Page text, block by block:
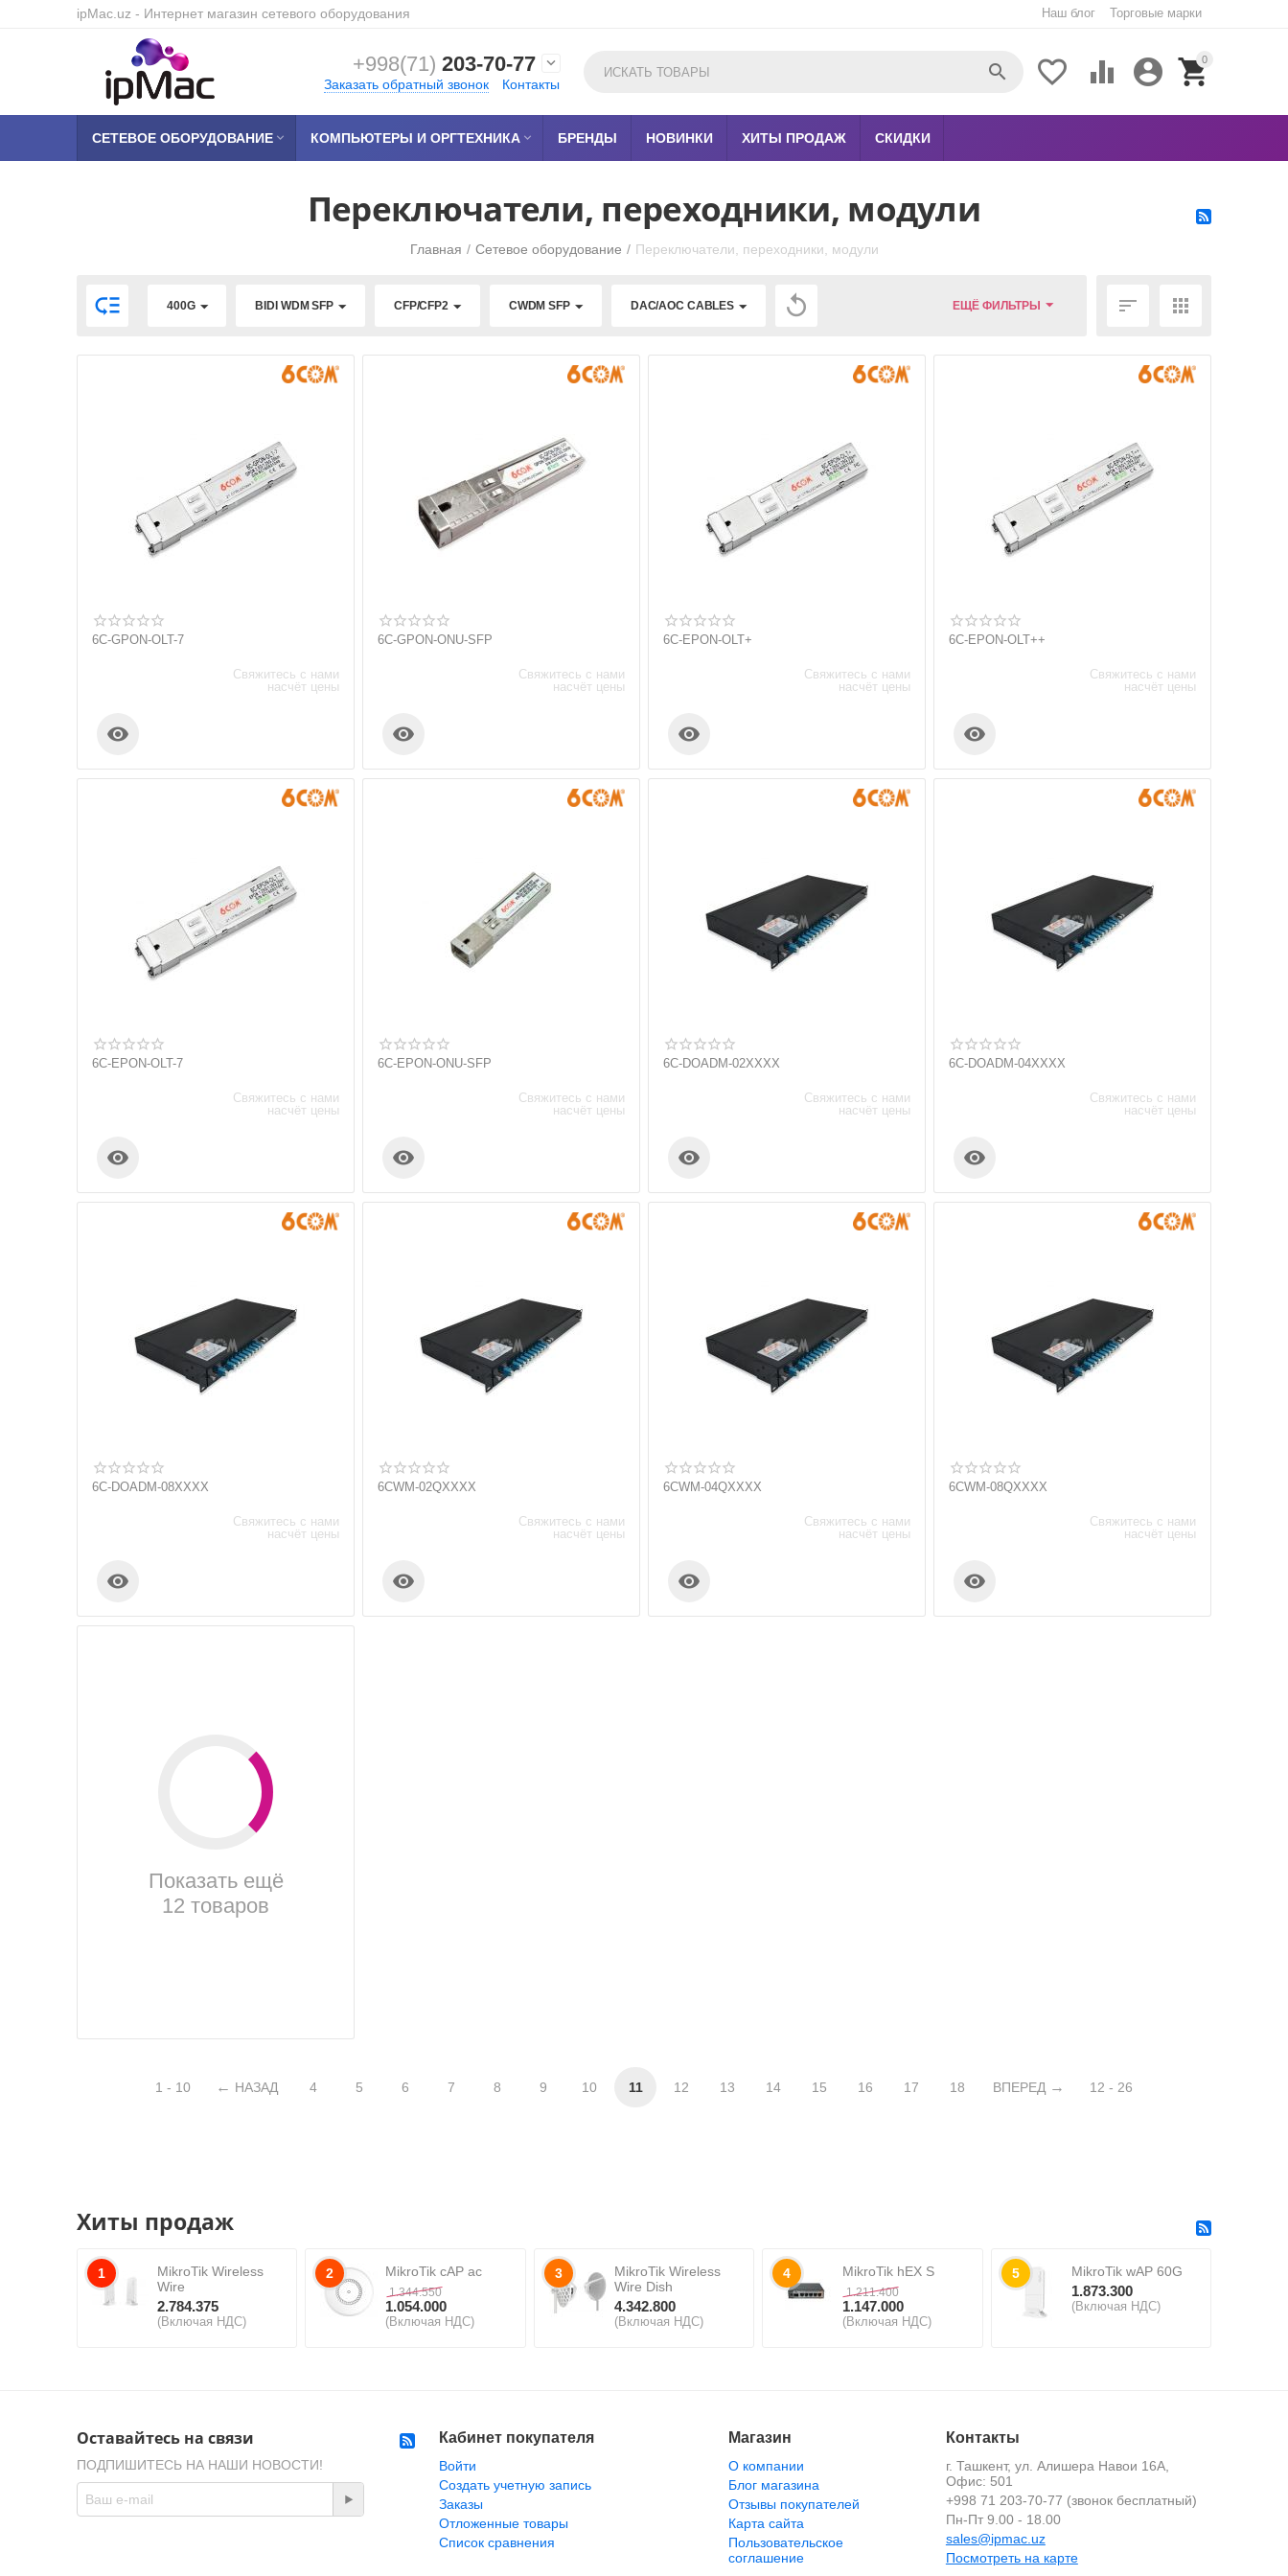
ipMac.uz - Интернет магазин сетевого оборудования Наш блог Торговые марки
+998(71) 203-70-77 
Заказать обратный звонок Контакты
0


 

СЕТЕВОЕ ОБОРУДОВАНИЕ  КОМПЬЮТЕРЫ И ОРГТЕХНИКА  БРЕНДЫ НОВИНКИ ХИТЫ ПРОДАЖ СКИДКИ
Переключатели, переходники, модули
Главная / Сетевое оборудование / Переключатели, переходники, модули
 400G BIDI WDM SFP CFP/CFP2 CWDM SFP DAC/AOC CABLES  ЕЩЁ ФИЛЬТРЫ  
6C-GPON-OLT-7
Свяжитесь с нами
насчёт цены

6C-GPON-ONU-SFP
Свяжитесь с нами
насчёт цены

6C-EPON-OLT+
Свяжитесь с нами
насчёт цены

6C-EPON-OLT++
Свяжитесь с нами
насчёт цены

6C-EPON-OLT-7
Свяжитесь с нами
насчёт цены

6C-EPON-ONU-SFP
Свяжитесь с нами
насчёт цены

6C-DOADM-02XXXX
Свяжитесь с нами
насчёт цены

6C-DOADM-04XXXX
Свяжитесь с нами
насчёт цены

6C-DOADM-08XXXX
Свяжитесь с нами
насчёт цены

6CWM-02QXXXX
Свяжитесь с нами
насчёт цены

6CWM-04QXXXX
Свяжитесь с нами
насчёт цены

6CWM-08QXXXX
Свяжитесь с нами
насчёт цены

Показать ещё
12 товаров
1 - 10 НАЗАД 4 5 6 7 8 9 10 11 12 13 14 15 16 17 18 ВПЕРЕД 12 - 26
Хиты продаж
1
MikroTik Wireless
Wire
2.784.375
(Включая НДС)
2 MikroTik cAP ac
1.344.550
1.054.000
(Включая НДС)
3
MikroTik Wireless
Wire Dish
4.342.800
(Включая НДС)
4 MikroTik hEX S
1.211.400
1.147.000
(Включая НДС)
5 MikroTik wAP 60G
1.873.300
(Включая НДС)
Оставайтесь на связи
ПОДПИШИТЕСЬ НА НАШИ НОВОСТИ!
Кабинет покупателя
Войти
Создать учетную запись
Заказы
Отложенные товары
Список сравнения
Магазин
О компании
Блог магазина
Отзывы покупателей
Карта сайта
Пользовательское
соглашение
Контакты
г. Ташкент, ул. Алишера Навои 16А,
Офис: 501
+998 71 203-70-77 (звонок бесплатный)
Пн-Пт 9.00 - 18.00
sales@ipmac.uz
Посмотреть на карте